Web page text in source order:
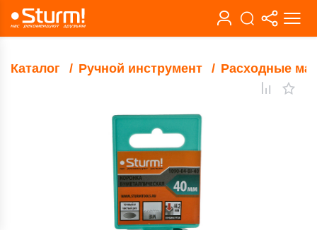
Каталог Ручной инструмент Расходные